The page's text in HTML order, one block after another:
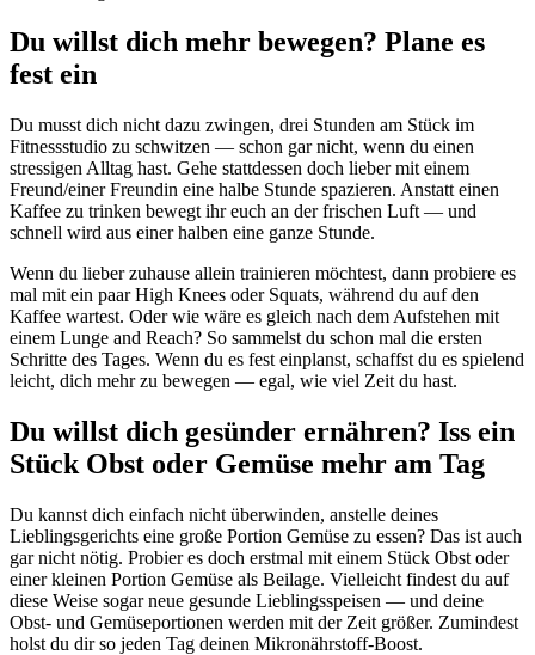
Du willst dich mehr bewegen? Plane es
fest ein
Du musst dich nicht dazu zwingen, drei Stunden am Stück im
Fitnessstudio zu schwitzen — schon gar nicht, wenn du einen
stressigen Alltag hast. Gehe stattdessen doch lieber mit einem
Freund/einer Freundin eine halbe Stunde spazieren. Anstatt einen
Kaffee zu trinken bewegt ihr euch an der frischen Luft — und
schnell wird aus einer halben eine ganze Stunde.
Wenn du lieber zuhause allein trainieren möchtest, dann probiere es
mal mit ein paar High Knees oder Squats, während du auf den
Kaffee wartest. Oder wie wäre es gleich nach dem Aufstehen mit
einem Lunge and Reach? So sammelst du schon mal die ersten
Schritte des Tages. Wenn du es fest einplanst, schaffst du es spielend
leicht, dich mehr zu bewegen — egal, wie viel Zeit du hast.
Du willst dich gesünder ernähren? Iss ein
Stück Obst oder Gemüse mehr am Tag
Du kannst dich einfach nicht überwinden, anstelle deines
Lieblingsgerichts eine große Portion Gemüse zu essen? Das ist auch
gar nicht nötig. Probier es doch erstmal mit einem Stück Obst oder
einer kleinen Portion Gemüse als Beilage. Vielleicht findest du auf
diese Weise sogar neue gesunde Lieblingsspeisen — und deine
Obst- und Gemüseportionen werden mit der Zeit größer. Zumindest
holst du dir so jeden Tag deinen Mikronährstoff-Boost.